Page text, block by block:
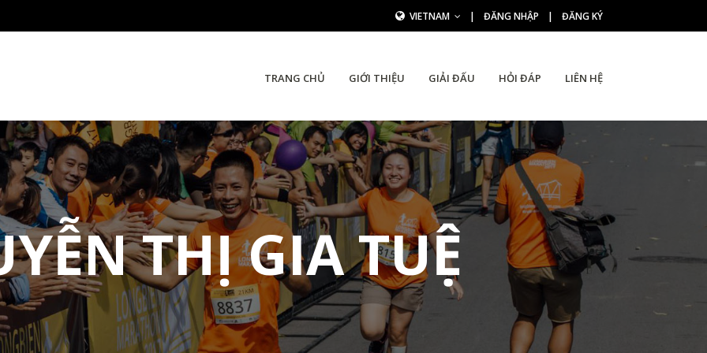
VIETNAM | ĐĂNG NHẬP | ĐĂNG KÝ
TRANG CHỦ GIỚI THIỆU GIẢI ĐẤU HỎI ĐÁP LIÊN HỆ
THỊ GIA TUỆ